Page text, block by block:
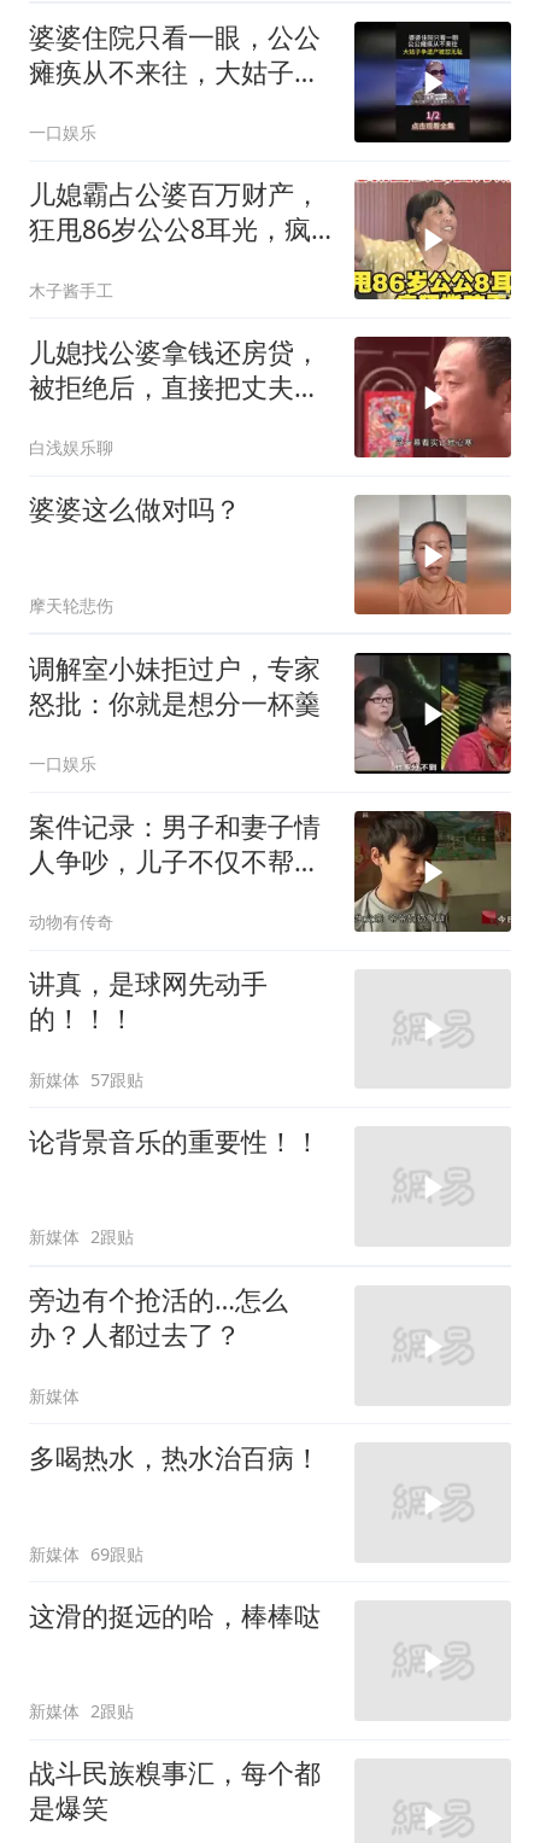
婆婆住院只看一眼，公公
瘫痪从不来往，大姑子争
一口娱乐
儿媳霸占公婆百万财产，
狂甩86岁公公8耳光，疯
木子酱手工
儿媳找公婆拿钱还房贷，
被拒绝后，直接把丈夫打
白浅娱乐聊
婆婆这么做对吗？
摩天轮悲伤
调解室小妹拒过户，专家
怒批：你就是想分一杯羹
一口娱乐
案件记录：男子和妻子情
人争吵，儿子不仅不帮
动物有传奇
讲真，是球网先动手
的！！！
新媒体 57跟贴
论背景音乐的重要性！！
新媒体 2跟贴
旁边有个抢活的…怎么
办？人都过去了？
新媒体
多喝热水，热水治百病！
新媒体 69跟贴
这滑的挺远的哈，棒棒哒
新媒体 2跟贴
战斗民族糗事汇，每个都
是爆笑